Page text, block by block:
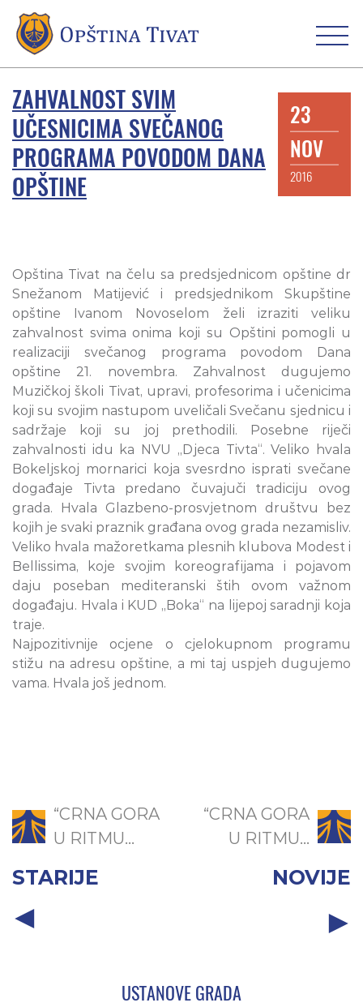
ZAHVALNOST SVIM
UČESNICIMA SVEČANOG
PROGRAMA POVODOM DANA
OPŠTINE
23
NOV
2016
Opština Tivat na čelu sa predsjednicom opštine dr
Snežanom Matijević i predsjednikom Skupštine
opštine Ivanom Novoselom želi izraziti veliku
zahvalnost svima onima koji su Opštini pomogli u
realizaciji svečanog programa povodom Dana
opštine 21. novembra. Zahvalnost dugujemo
Muzičkoj školi Tivat, upravi, profesorima i učenicima
koji su svojim nastupom uveličali Svečanu sjednicu i
sadržaje koji su joj prethodili. Posebne riječi
zahvalnosti idu ka NVU „Djeca Tivta“. Veliko hvala
Bokeljskoj mornarici koja svesrdno isprati svečane
događaje Tivta predano čuvajuči tradiciju ovog
grada. Hvala Glazbeno-prosvjetnom društvu bez
kojih je svaki praznik građana ovog grada nezamisliv.
Veliko hvala mažoretkama plesnih klubova Modest i
Bellissima, koje svojim koreografijama i pojavom
daju poseban mediteranski štih ovom važnom
događaju. Hvala i KUD „Boka“ na lijepoj saradnji koja
traje.
Najpozitivnije ocjene o cjelokupnom programu
stižu na adresu opštine, a mi taj uspjeh dugujemo
vama. Hvala još jednom.
“CRNA GORA
U RITMU...
STARIJE
“CRNA GORA
U RITMU...
NOVIJE
USTANOVE GRADA